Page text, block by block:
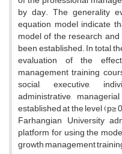
by day. The generality
equation model indicate
model of the research
been established. In total,
evaluation of the
management training
social, executive,
administrative,
established at the level (p≥
Farhangian University
platform for using the
growth management